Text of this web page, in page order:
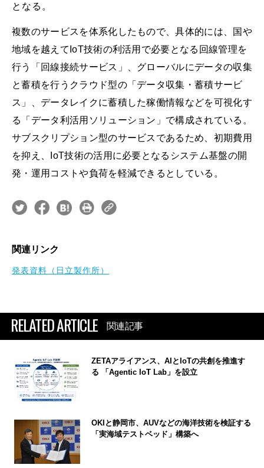
となる。
複数のサービスを体系化したもので、具体的には、国や
地域を越えてIoT技術の利活用で必要となる回線管理を
行う「回線接続サービス」、グローバルにデータの収集
と蓄積を行うクラウド型の「データ収集・蓄積サービ
ス」、データレイクに蓄積した稼働情報などを可視化す
る「データ利活用ソリューション」で構成されている。
サブスクリプション型のサービスであるため、初期費用
を抑え、IoT技術の活用に必要となるシステム基盤の開
発・運用コストや負荷を軽減できるとしている。
関連リンク
発表資料（日立製作所）
RELATED ARTICLE 関連記事
ZETAアライアンス、AIとIoTの共創を推進す
る 「Agentic IoT Lab」を設立
OKIと静岡市、AUVなどの海洋技術を検証する
「実海域テストベッド」構築へ